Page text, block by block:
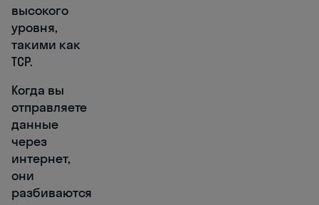
высокого
уровня,
такими как
TCP.
Когда вы
отправляете
данные
через
интернет,
они
разбиваются